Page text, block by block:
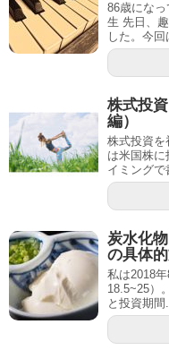
86歳にな
生 先日、
した。今
株式投
編）
株式投資を
は米国株
イミングで
炭水化
の具体
私は2018
18.5~25）
と投資期間